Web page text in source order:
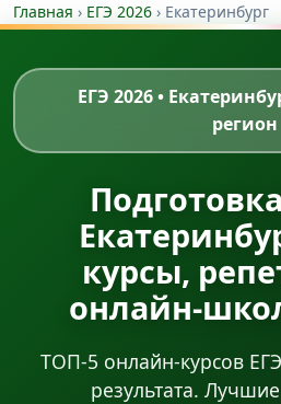
Главная › ЕГЭ 2026 › Екатеринбург
ЕГЭ 2026 •
регион
курсы,
онлайн-
ТОП-5 онлайн-курсов
результата.